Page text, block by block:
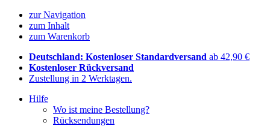
zur Navigation
zum Inhalt
zum Warenkorb
Deutschland: Kostenloser Standardversand ab 42,90 €
Kostenloser Rückversand
Zustellung in 2 Werktagen.
Hilfe
Wo ist meine Bestellung?
Rücksendungen